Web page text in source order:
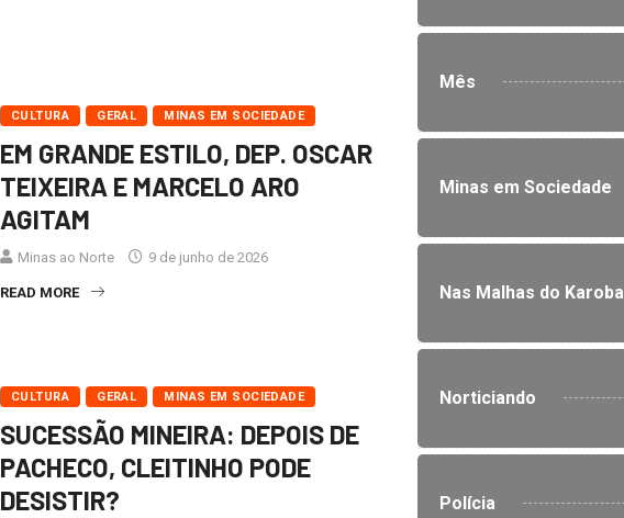
CULTURA GERAL MINAS EM SOCIEDADE
EM GRANDE ESTILO, DEP. OSCAR
TEIXEIRA E MARCELO ARO
AGITAM
Minas ao Norte 9 de junho de 2026
READ MORE
CULTURA GERAL MINAS EM SOCIEDADE
SUCESSÃO MINEIRA: DEPOIS DE
PACHECO, CLEITINHO PODE
DESISTIR?
Mês
Minas em Sociedade
Nas Malhas do Karoba
Norticiando
Polícia